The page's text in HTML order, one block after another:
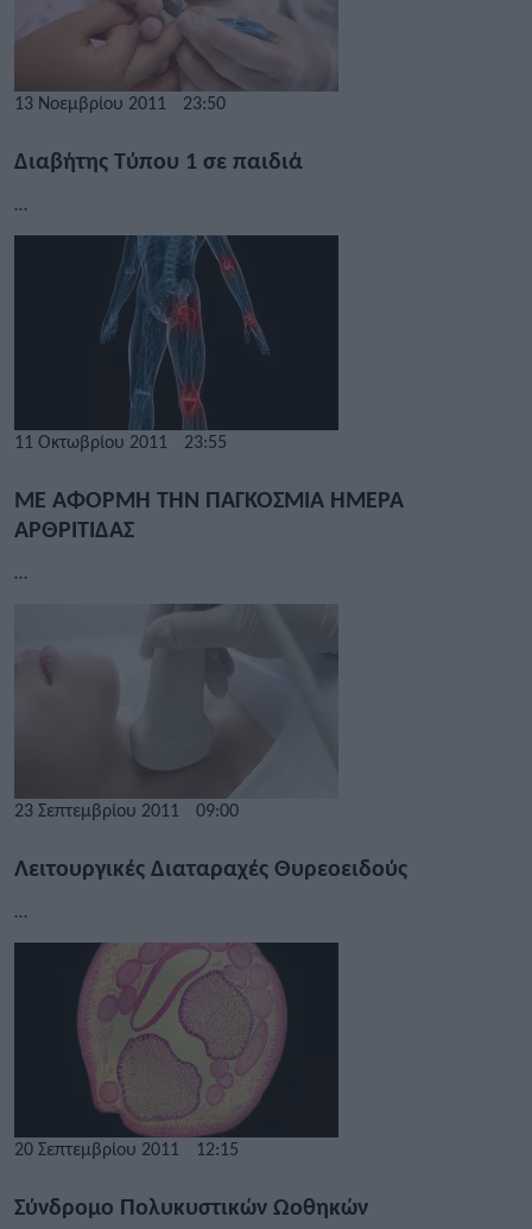
13 Νοεμβρίου 2011 23:50
Διαβήτης Τύπου 1 σε παιδιά
…
11 Οκτωβρίου 2011 23:55
ΜΕ ΑΦΟΡΜΗ ΤΗΝ ΠΑΓΚΟΣΜΙΑ ΗΜΕΡΑ
ΑΡΘΡΙΤΙΔΑΣ
…
23 Σεπτεμβρίου 2011 09:00
Λειτουργικές Διαταραχές Θυρεοειδούς
…
20 Σεπτεμβρίου 2011 12:15
Σύνδρομο Πολυκυστικών Ωοθηκών